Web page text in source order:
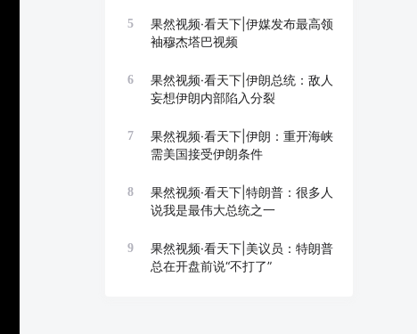
5
果然视频·看天下|伊媒发布最高领
袖穆杰塔巴视频
6
果然视频·看天下|伊朗总统：敌人
妄想伊朗内部陷入分裂
7
果然视频·看天下|伊朗：重开海峡
需美国接受伊朗条件
8
果然视频·看天下|特朗普：很多人
说我是最伟大总统之一
9
果然视频·看天下|美议员：特朗普
总在开盘前说“不打了”